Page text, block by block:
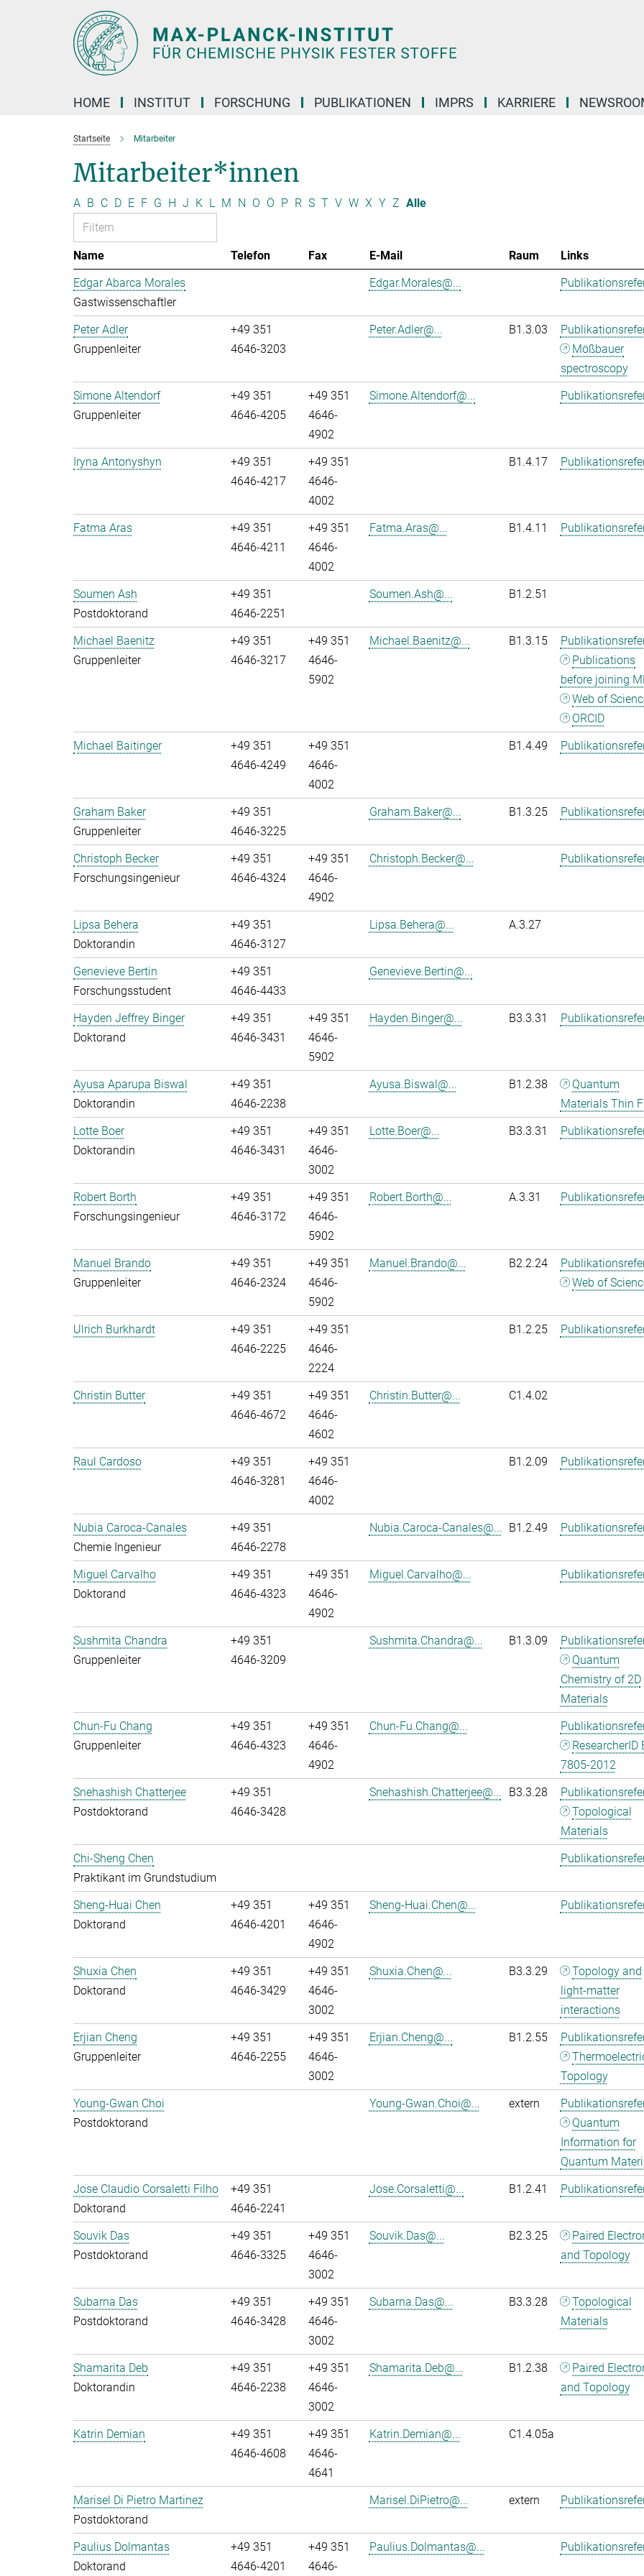
HOME INSTITUT FORSCHUNG PUBLIKATIONEN IMPRS KARRIERE
Startseite Mitarbeiter
Mitarbeiter*innen
A B C D E F G H J K L M N O Ö P R S T V W X Y Z Alle
Name Telefon Fax E-Mail Raum
Links
Edgar Abarca Morales
Gastwissenschaftler
Edgar.Morales@...
Peter Adler
Gruppenleiter
+49 351
4646-3203
Peter.Adler@... B1.3.03
Mößbauer
spectroscopy
Simone Altendorf
Gruppenleiter
+49 351
4646-4205
+49 351
4646-
4902
Simone.Altendorf@...
Iryna Antonyshyn
+49 351
4646-4217
+49 351
4646-
4002
B1.4.17
Fatma Aras
+49 351
4646-4211
+49 351
4646-
4002
Fatma.Aras@... B1.4.11
Soumen Ash
Postdoktorand
+49 351
4646-2251
Soumen.Ash@... B1.2.51
Michael Baenitz
Gruppenleiter
+49 351
4646-3217
+49 351
4646-
5902
Michael.Baenitz@... B1.3.15
Publications
before joining
Web of
ORCID
Michael Baitinger
+49 351
4646-4249
+49 351
4646-
4002
B1.4.49
Graham Baker
Gruppenleiter
+49 351
4646-3225
Graham.Baker@... B1.3.25
Christoph Becker
Forschungsingenieur
+49 351
4646-4324
+49 351
4646-
4902
Christoph.Becker@...
Lipsa Behera
Doktorandin
+49 351
4646-3127
Lipsa.Behera@... A.3.27
Genevieve Bertin
Forschungsstudent
+49 351
4646-4433
Genevieve.Bertin@...
Hayden Jeffrey Binger
Doktorand
+49 351
4646-3431
+49 351
4646-
5902
Hayden.Binger@... B3.3.31
Ayusa Aparupa Biswal
Doktorandin
+49 351
4646-2238
Ayusa.Biswal@... B1.2.38
Quantum
Materials Thin
Lotte Boer
Doktorandin
+49 351
4646-3431
+49 351
4646-
3002
Lotte.Boer@... B3.3.31
Robert Borth
Forschungsingenieur
+49 351
4646-3172
+49 351
4646-
5902
Robert.Borth@... A.3.31
Manuel Brando
Gruppenleiter
+49 351
4646-2324
+49 351
4646-
5902
Manuel.Brando@... B2.2.24
Web of
Ulrich Burkhardt
+49 351
4646-2225
+49 351
4646-
2224
B1.2.25
Christin Butter
+49 351
4646-4672
+49 351
4646-
4602
Christin.Butter@... C1.4.02
Raul Cardoso
+49 351
4646-3281
+49 351
4646-
4002
B1.2.09
Nubia Caroca-Canales
Chemie Ingenieur
+49 351
4646-2278
Nubia.Caroca-Canales@... B1.2.49
Miguel Carvalho
Doktorand
+49 351
4646-4323
+49 351
4646-
4902
Miguel.Carvalho@...
Sushmita Chandra
Gruppenleiter
+49 351
4646-3209
Sushmita.Chandra@... B1.3.09
Quantum
Chemistry of 2D
Materials
Chun-Fu Chang
Gruppenleiter
+49 351
4646-4323
+49 351
4646-
4902
Chun-Fu.Chang@...
ResearcherID
7805-2012
Snehashish Chatterjee
Postdoktorand
+49 351
4646-3428
Snehashish.Chatterjee@... B3.3.28
Topological
Materials
Chi-Sheng Chen
Praktikant im Grundstudium
Sheng-Huai Chen
Doktorand
+49 351
4646-4201
+49 351
4646-
4902
Sheng-Huai.Chen@...
Shuxia Chen
Doktorand
+49 351
4646-3429
+49 351
4646-
3002
Shuxia.Chen@... B3.3.29
Topology and
light-matter
interactions
Erjian Cheng
Gruppenleiter
+49 351
4646-2255
+49 351
4646-
3002
Erjian.Cheng@... B1.2.55
Topology
Young-Gwan Choi
Postdoktorand
Young-Gwan.Choi@... extern
Quantum
Information for
Quantum
Jose Claudio Corsaletti Filho
Doktorand
+49 351
4646-2241
Jose.Corsaletti@... B1.2.41
Souvik Das
Postdoktorand
+49 351
4646-3325
+49 351
4646-
3002
Souvik.Das@... B2.3.25
Paired
and Topology
Subarna Das
Postdoktorand
+49 351
4646-3428
+49 351
4646-
3002
Subarna.Das@... B3.3.28
Topological
Materials
Shamarita Deb
Doktorandin
+49 351
4646-2238
+49 351
4646-
3002
Shamarita.Deb@... B1.2.38
Paired
and Topology
Katrin Demian
+49 351
4646-4608
+49 351
4646-
4641
Katrin.Demian@... C1.4.05a
Marisel Di Pietro Martinez
Postdoktorand
Marisel.DiPietro@... extern
Paulius Dolmantas
Doktorand
+49 351
4646-4201
+49 351
4646-
Paulius.Dolmantas@...